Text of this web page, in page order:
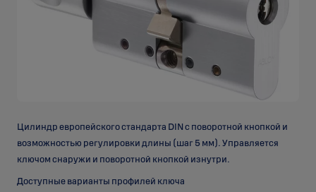
Цилиндр европейского стандарта DIN с поворотной кнопкой и
возможностью регулировки длины (шаг 5 мм). Управляется
ключом снаружи и поворотной кнопкой изнутри.
Доступные варианты профилей ключа